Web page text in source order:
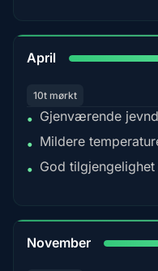
April
10t mørkt
• Gjenværende
• Mildere
• God
November